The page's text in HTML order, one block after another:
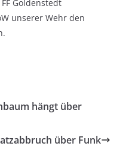
Goldenstedt
unserer Wehr den
hängt über
über Funk